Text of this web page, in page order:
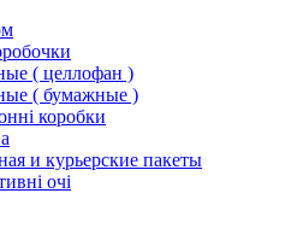
( целлофан )
( бумажные )
коробки
и курьерские пакеты
очі